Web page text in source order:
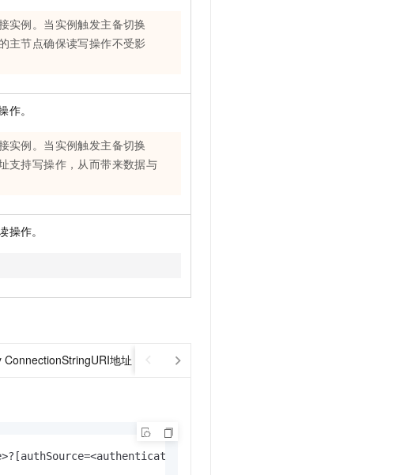
实例。当实例触发主备切换
主节点确保读写操作不受影
。
实例。当实例触发主备切换
支持写操作，从而带来数据与
作。
ConnectionStringURI地址 Primary地址